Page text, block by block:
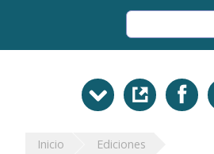
Inicio
Ediciones